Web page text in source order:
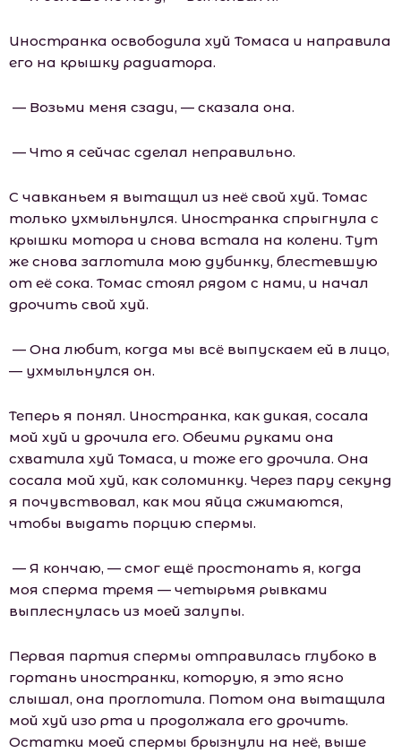
Иностранка освободила хуй Томаса и направила
его на крышку радиатора.
— Возьми меня сзади, — сказала она.
— Что я сейчас сделал неправильно.
С чавканьем я вытащил из неё свой хуй. Томас
только ухмыльнулся. Иностранка спрыгнула с
крышки мотора и снова встала на колени. Тут
же снова заглотила мою дубинку, блестевшую
от её сока. Томас стоял рядом с нами, и начал
дрочить свой хуй.
— Она любит, когда мы всё выпускаем ей в лицо,
— ухмыльнулся он.
Теперь я понял. Иностранка, как дикая, сосала
мой хуй и дрочила его. Обеими руками она
схватила хуй Томаса, и тоже его дрочила. Она
сосала мой хуй, как соломинку. Через пару секунд
я почувствовал, как мои яйца сжимаются,
чтобы выдать порцию спермы.
— Я кончаю, — смог ещё простонать я, когда
моя сперма тремя — четырьмя рывками
выплеснулась из моей залупы.
Первая партия спермы отправилась глубоко в
гортань иностранки, которую, я это ясно
слышал, она проглотила. Потом она вытащила
мой хуй изо рта и продолжала его дрочить.
Остатки моей спермы брызнули на неё, выше